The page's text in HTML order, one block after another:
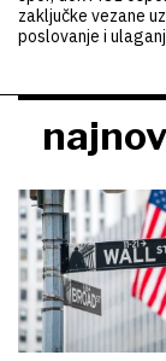
zaključke vezane
poslovanje i